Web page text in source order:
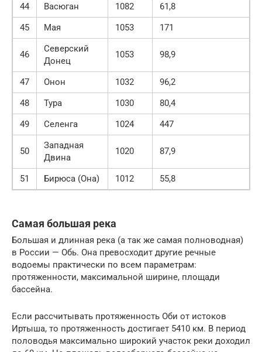
44
Васюган 1082
61,8
45
Мая 1053 171
46
Северский
Донец
1053 98,9
47 Онон 1032
96,2
48
Тура 1030
80,4
49
Селенга 1024 447
50
Западная
Двина
1020 87,9
51 Бирюса (Она) 1012 55,8
Самая большая река
Большая и длинная река (а так же самая полноводная)
в России — Обь. Она превосходит другие речные
водоемы практически по всем параметрам:
протяженности, максимальной ширине, площади
бассейна.
Если рассчитывать протяженность Оби от истоков
Иртыша, то протяженность достигает 5410 км. В период
половодья максимально широкий участок реки доходил